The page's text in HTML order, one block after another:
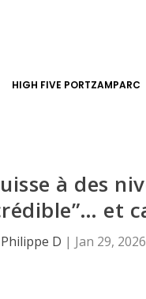
HIGH FIVE PORTZAMPARC
à des
et
Philippe D | Jan 29, 2026